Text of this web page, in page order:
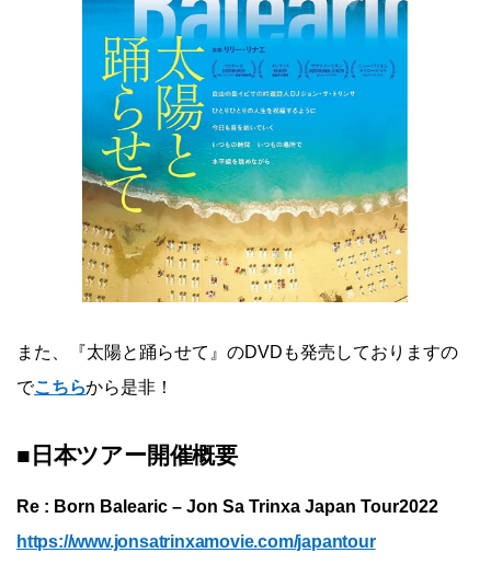
また、『太陽と踊らせて』のDVDも発売しておりますの
でこちらから是非！
■日本ツアー開催概要
Re : Born Balearic – Jon Sa Trinxa Japan Tour2022
https://www.jonsatrinxamovie.com/japantour